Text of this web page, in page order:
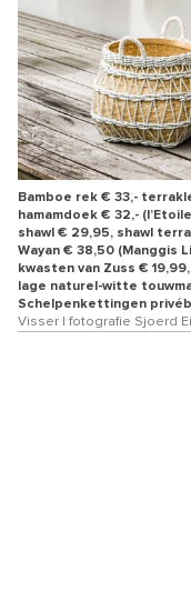
Bamboe rek € 33,-
hamamdoek € 32,-
shawl € 29,95, shawl
Wayan € 38,50 (Manggis
kwasten van Zuss €
lage naturel-witte
Schelpenkettingen
Visser | fotografie Sjoerd